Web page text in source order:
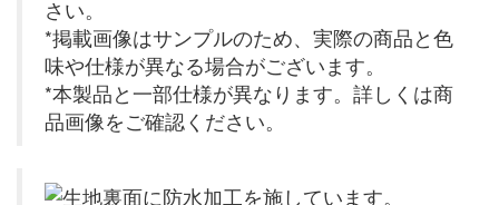
さい。
*掲載画像はサンプルのため、実際の商品と色
味や仕様が異なる場合がございます。
*本製品と一部仕様が異なります。詳しくは商
品画像をご確認ください。